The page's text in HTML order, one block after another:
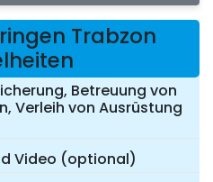
Trabzon
Betreuung von
Verleih von Ausrüstung
Video (optional)